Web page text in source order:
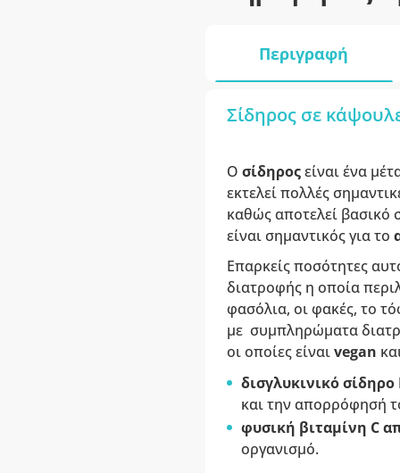
Περιγραφή
Σίδηρος σε
Ο σίδηροςείναι ένα
εκτελεί πολλές
καθώς αποτελεί βασικό
είναι σημαντικός για το
Επαρκείς ποσότητες
διατροφής η οποία
φασόλια, οι φακές, το
με συμπληρώματα
οι οποίες είναιvegan
δισγλυκινικό σίδηρο
και την απορρόφησή
φυσική βιταμίνη C
οργανισμό.